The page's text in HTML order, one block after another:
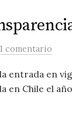
1 comentario
entrada en
en Chile el